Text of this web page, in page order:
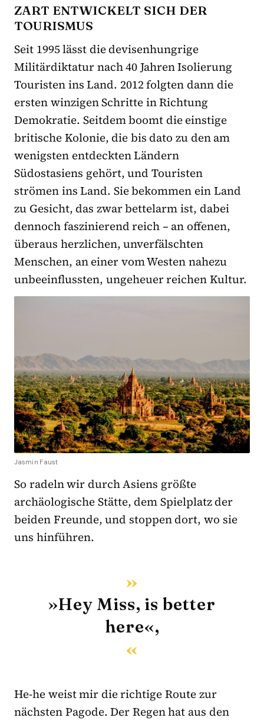
ZART ENTWICKELT SICH DER
TOURISMUS
Seit 1995 lässt die devisenhungrige
Militärdiktatur nach 40 Jahren Isolierung
Touristen ins Land. 2012 folgten dann die
ersten winzigen Schritte in Richtung
Demokratie. Seitdem boomt die einstige
britische Kolonie, die bis dato zu den am
wenigsten entdeckten Ländern
Südostasiens gehört, und Touristen
strömen ins Land. Sie bekommen ein Land
zu Gesicht, das zwar bettelarm ist, dabei
dennoch faszinierend reich – an offenen,
überaus herzlichen, unverfälschten
Menschen, an einer vom Westen nahezu
unbeeinflussten, ungeheuer reichen Kultur.
Jasmin Faust
So radeln wir durch Asiens größte
archäologische Stätte, dem Spielplatz der
beiden Freunde, und stoppen dort, wo sie
uns hinführen.
»Hey Miss, is better
here«,
He-he weist mir die richtige Route zur
nächsten Pagode. Der Regen hat aus den